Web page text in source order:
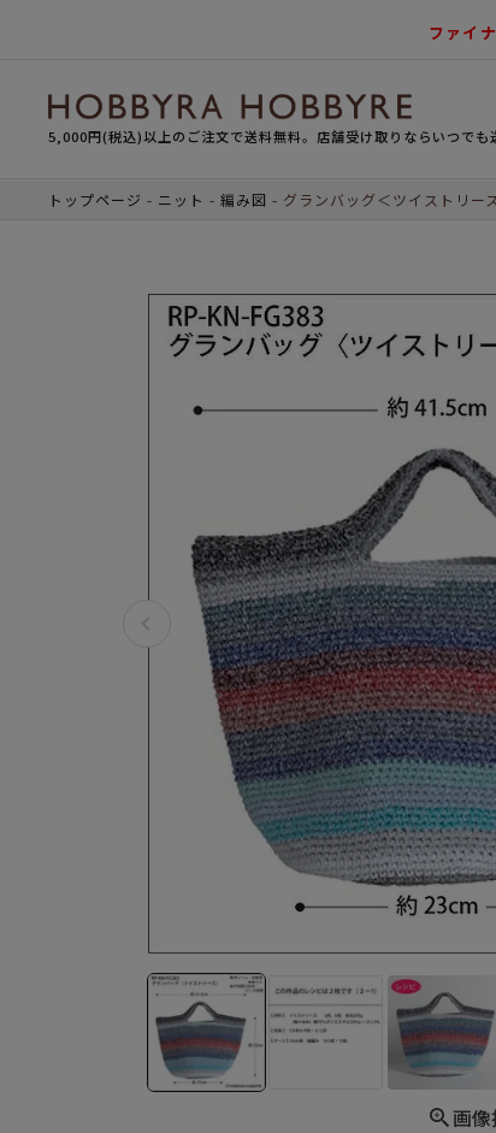
ファイ
5,000円(税込)以上のご注文で送料無料。店舗受け取りならいつでも
トップページ ニット 編み図 グランバッグ＜ツイストリー
画